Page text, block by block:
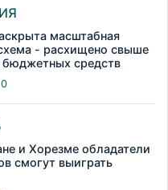
масштабная
- расхищено свыше
средств
0
и Хорезме обладатели
смогут выиграть